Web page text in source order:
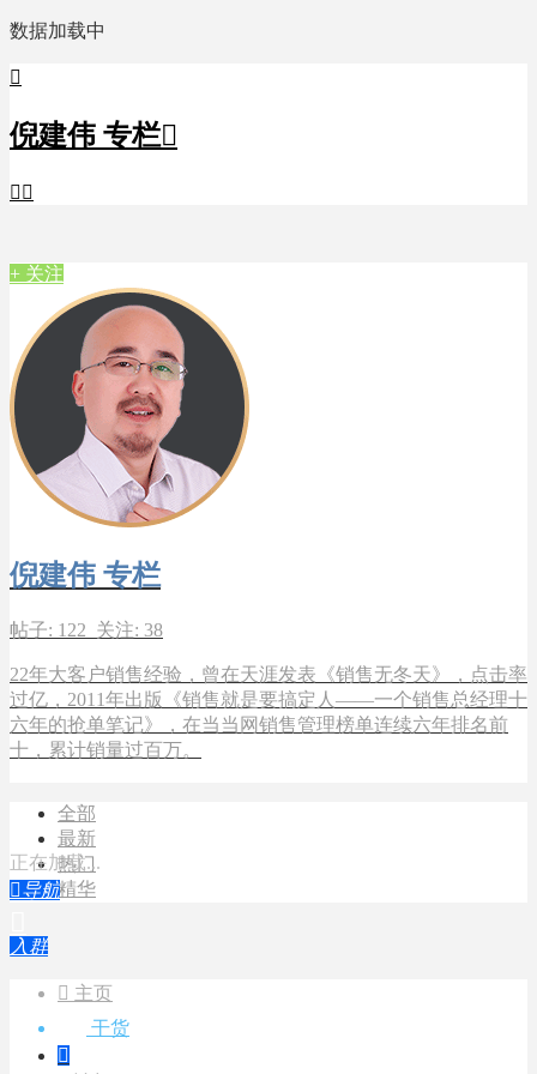
数据加载中

倪建伟 专栏
 
+ 关注
倪建伟 专栏
帖子: 122 关注: 38
22年大客户销售经验，曾在天涯发表《销售无冬天》，点击率
过亿，2011年出版《销售就是要搞定人――一个销售总经理十
六年的抢单笔记》，在当当网销售管理榜单连续六年排名前
十，累计销量过百万。
全部
最新
热门
精华
正在加载...
导航
入群
 主页
干货
